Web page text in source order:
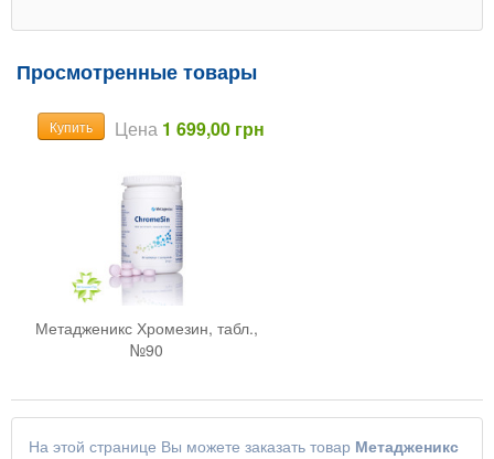
Просмотренные товары
Купить Цена 1 699,00 грн
Метадженикс Хромезин, табл.,
№90
На этой странице Вы можете заказать товар Метадженикс